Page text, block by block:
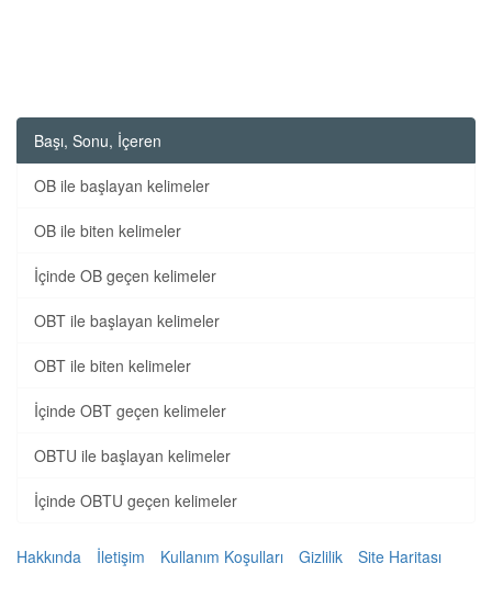
Başı, Sonu, İçeren
OB ile başlayan kelimeler
OB ile biten kelimeler
İçinde OB geçen kelimeler
OBT ile başlayan kelimeler
OBT ile biten kelimeler
İçinde OBT geçen kelimeler
OBTU ile başlayan kelimeler
İçinde OBTU geçen kelimeler
Hakkında İletişim Kullanım Koşulları Gizlilik Site Haritası